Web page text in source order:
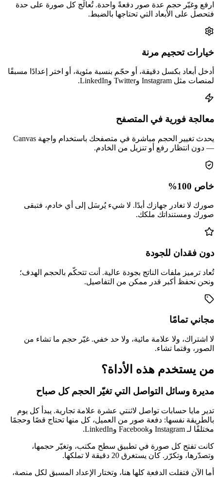
ارفع وغيّر حجم عدة صور دفعةً واحدة. تُعالَج كل صورة على حدة
فتحصل على الأبعاد التي تحتاجها بالضبط.
خيارات تحجيم مرنة
أدخل أبعاد بكسل دقيقة، أو حجّم بنسبة مئوية، أو اختر إعدادًا مسبقًا
لمنصات مثل Instagram وTwitter وLinkedIn.
معالجة فورية في المتصفح
يحدث تغيير الحجم مباشرة في متصفحك باستخدام واجهة Canvas
— دون انتظار رفع أو تنزيل من الخادم.
خاص 100%
صورك لا تغادر جهازك أبدًا. لا شيء يُرسَل إلى أي خادم، فتبقى
صورك ومستنداتك ملكك.
دون فقدان للجودة
تُعاد ترميز ملفات الناتج بجودة عالية. أنت تتحكّم بالحجم الهدف؛
ونحن نحفظ أكبر قدر ممكن من التفاصيل.
مجاني تمامًا
لا اشتراك، ولا علامة مائية، ولا حد خفي. غيّر حجم ما تشاء من
الصور، وقتما تشاء.
من يستخدم هذه الأداة؟
مديرة وسائل التواصل التي تغيّر الحجم كل صباح
تدير مايا حسابات تواصل لاثنتي عشرة علامة تجارية. يبدأ كل يوم
بالطريقة نفسها: دفعة صور من العميل، كل منها تحتاج قصًا وحجمًا
مختلفًا لـ Instagram وFacebook وLinkedIn.
كانت تفتح كل صورة في تطبيق سطح مكتب، وتغيّر حجمها،
وتصدّرها، وتكرّر. كان يستغرق 20 دقيقة لا تملكها.
أما الآن فتفلت الدفعة كلها هنا، وتختار الإعداد المسبق لكل منصة،